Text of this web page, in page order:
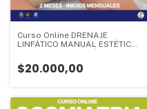
Curso Online DRENAJE
LINFÁTICO MANUAL ESTÉTICO
DE ESPECIALIZACIÓN - 2
meses - Valor Inscripción:
$20.000,00